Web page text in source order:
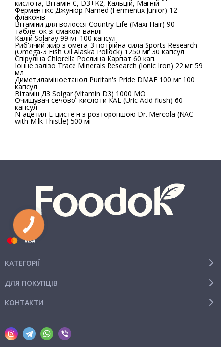
кислота, Вітамін С, D3+K2, Кальцій, Магній
Ферментікс Джуніор Named (Fermentix Junior) 12
флаконів
Вітаміни для волосся Country Life (Maxi-Hair) 90
таблеток зі смаком ванілі
Калій Solaray 99 мг 100 капсул
Риб'ячий жир з омега-3 потрійна сила Sports Research
(Omega-3 Fish Oil Alaska Pollock) 1250 мг 30 капсул
Спіруліна Chlorella Рослина Карпат 60 кап.
Іонне залізо Trace Minerals Research (Ionic Iron) 22 мг 59
мл
Диметиламіноетанол Puritan's Pride DMAE 100 мг 100
капсул
Вітамін Д3 Solgar (Vitamin D3) 1000 МО
Очищувач сечової кислоти KAL (Uric Acid flush) 60
капсул
N-ацетил-L-цистеїн з розторопшою Dr. Mercola (NAC
with Milk Thistle) 500 мг
КАТЕГОРІЇ
ДЛЯ ПОКУПЦІВ
КОНТАКТИ